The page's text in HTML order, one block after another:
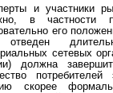
и участники
в частности
его
отведен
сетевых
должна
потребителей
скорее